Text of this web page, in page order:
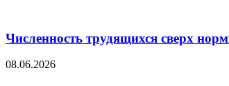
Численность трудящихся сверх
08.06.2026